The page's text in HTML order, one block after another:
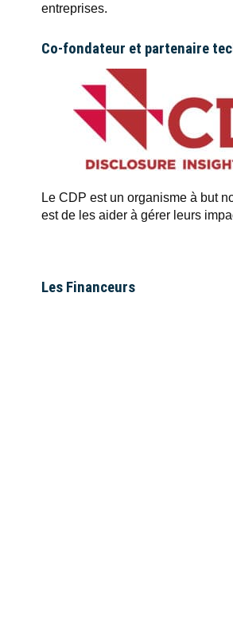
entreprises.
Co-fondateur et partenaire
Le CDP est un organisme à but
est de les aider à gérer leurs
Les Financeurs